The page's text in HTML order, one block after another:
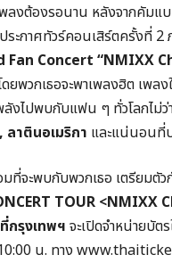
ลงต้องรอนาน หลังจากคัมแ
ระกาศทัวร์คอนเสิร์ตครั้งที่ 2
Fan Concert “NMIXX
ดยพวกเธอจะพาเพลงฮิต เพล
งไปพบกับแฟน ๆ ทั่วโลกไม่ว่
ลาตินอเมริกา และแน่นอนที่
ที่จะพบกับพวกเธอ เตรียมตัว
TOUR <NMIXX
ที่กรุงเทพฯ จะเปิดจำหน่ายบั
10:00 น. ทาง